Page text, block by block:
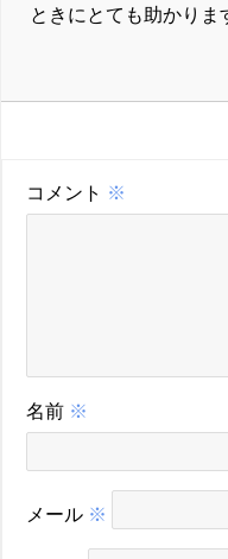
ときにとても助かりま
コメント ※
名前 ※
メール ※